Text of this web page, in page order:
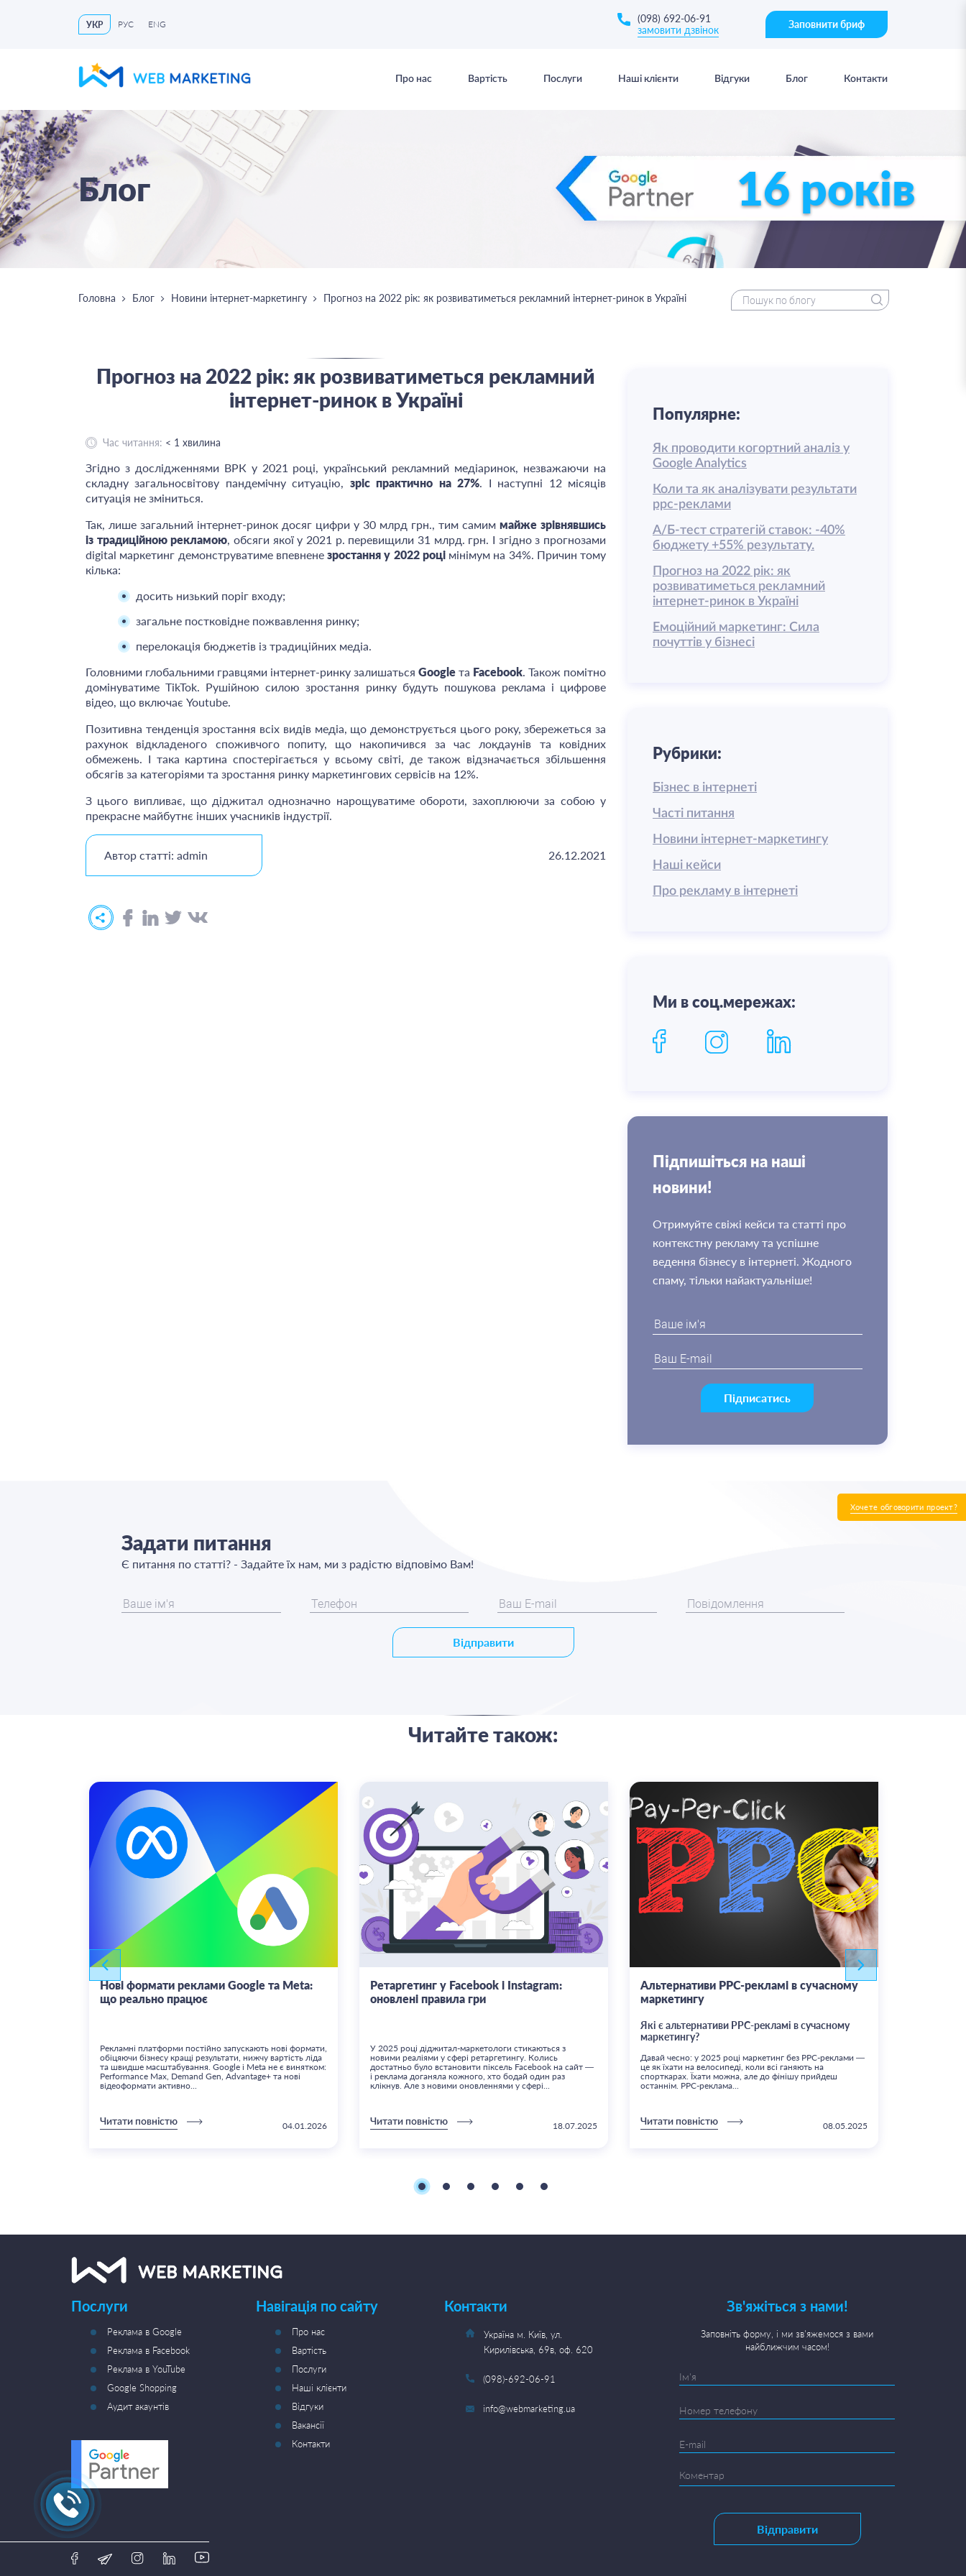
УКР РУС ENG
(098) 692-06-91
замовити дзвінок
Заповнити бриф
Про нас Вартість Послуги Наші клієнти Відгуки Блог Контакти
Хочете обговорити проект?
Блог 16 років
Головна Блог Новини інтернет-маркетингу Прогноз на 2022 рік: як розвиватиметься рекламний інтернет-ринок в Україні
Прогноз на 2022 рік: як розвиватиметься рекламний
інтернет-ринок в Україні
Час читання: < 1 хвилина
Згідно з дослідженнями ВРК у 2021 році, український рекламний медіаринок, незважаючи на
складну загальносвітову пандемічну ситуацію, зріс практично на 27%. І наступні 12 місяців
ситуація не зміниться.
Так, лише загальний інтернет-ринок досяг цифри у 30 млрд грн., тим самим майже зрівнявшись
із традиційною рекламою, обсяги якої у 2021 р. перевищили 31 млрд. грн. І згідно з прогнозами
digital маркетинг демонструватиме впевнене зростання у 2022 роцімінімум на 34%. Причин тому
кілька:
досить низький поріг входу;
загальне постковідне пожвавлення ринку;
перелокація бюджетів із традиційних медіа.
Головними глобальними гравцями інтернет-ринку залишаться Google та Facebook. Також помітно
домінуватиме TikTok. Рушійною силою зростання ринку будуть пошукова реклама і цифрове
відео, що включає Youtube.
Позитивна тенденція зростання всіх видів медіа, що демонструється цього року, збережеться за
рахунок відкладеного споживчого попиту, що накопичився за час локдаунів та ковідних
обмежень. І така картина спостерігається у всьому світі, де також відзначається збільшення
обсягів за категоріями та зростання ринку маркетингових сервісів на 12%.
З цього випливає, що діджитал однозначно нарощуватиме обороти, захоплюючи за собою у
прекрасне майбутнє інших учасників індустрії.
Автор статті: admin 26.12.2021
Популярне:
Як проводити когортний аналіз у
Google Analytics
Коли та як аналізувати результати
ррс-реклами
А/Б-тест стратегій ставок: -40%
бюджету +55% результату.
Прогноз на 2022 рік: як
розвиватиметься рекламний
інтернет-ринок в Україні
Емоційний маркетинг: Сила
почуттів у бізнесі
Рубрики:
Бізнес в інтернеті
Часті питання
Новини інтернет-маркетингу
Наші кейси
Про рекламу в інтернеті
Ми в соц.мережах:
Пiдпишiться на нашi
новини!
Отримуйте свіжі кейси та статті про
контекстну рекламу та успішне
ведення бізнесу в інтернеті. Жодного
спаму, тільки найактуальніше!
Підписатись
Задати питання
Є питання по статті? - Задайте їх нам, ми з радістю відповімо Вам!
Відправити
Читайте також:
Нові формати реклами Google та Meta:
що реально працює
Рекламні платформи постійно запускають нові формати,
обіцяючи бізнесу кращі результати, нижчу вартість ліда
та швидше масштабування. Google і Meta не є винятком:
Performance Max, Demand Gen, Advantage+ та нові
відеоформати активно...
Читати повністю 04.01.2026
Ретаргетинг у Facebook і Instagram:
оновлені правила гри
У 2025 році діджитал-маркетологи стикаються з
новими реаліями у сфері ретаргетингу. Колись
достатньо було встановити піксель Facebook на сайт —
і реклама доганяла кожного, хто бодай один раз
клікнув. Але з новими оновленнями у сфері...
Читати повністю 18.07.2025
Альтернативи PPC-рекламі в сучасному
маркетингу
Які є альтернативи PPC-рекламі в сучасному
маркетингу?
Давай чесно: у 2025 році маркетинг без PPC-реклами —
це як їхати на велосипеді, коли всі ганяють на
спорткарах. Їхати можна, але до фінішу прийдеш
останнім. PPC-реклама...
Читати повністю 08.05.2025
Послуги
Реклама в Google
Реклама в Facebook
Реклама в YouTube
Google Shopping
Аудит акаунтів
Навігація по сайту
Про нас
Вартість
Послуги
Наші клієнти
Відгуки
Вакансії
Контакти
Контакти
Україна м. Київ, ул.
Кирилівська, 69в, оф. 620
(098)-692-06-91
info@webmarketing.ua
Зв'яжіться з нами!
Заповніть форму, і ми зв'яжемося з вами
найближчим часом!
Відправити